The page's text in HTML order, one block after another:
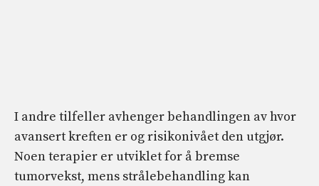
I andre tilfeller avhenger behandlingen av hvor
avansert kreften er og risikonivået den utgjør.
Noen terapier er utviklet for å bremse
tumorvekst, mens strålebehandling kan